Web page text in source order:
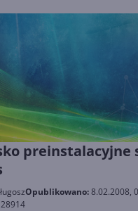
preinstalacyjne
Opublikowano:8.02.2008,
28914